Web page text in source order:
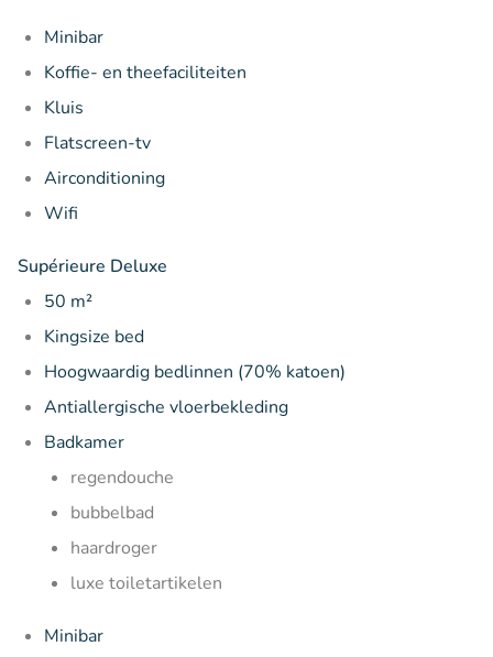
Minibar
Koffie- en theefaciliteiten
Kluis
Flatscreen-tv
Airconditioning
Wifi
Supérieure Deluxe
50 m²
Kingsize bed
Hoogwaardig bedlinnen (70% katoen)
Antiallergische vloerbekleding
Badkamer
regendouche
bubbelbad
haardroger
luxe toiletartikelen
Minibar